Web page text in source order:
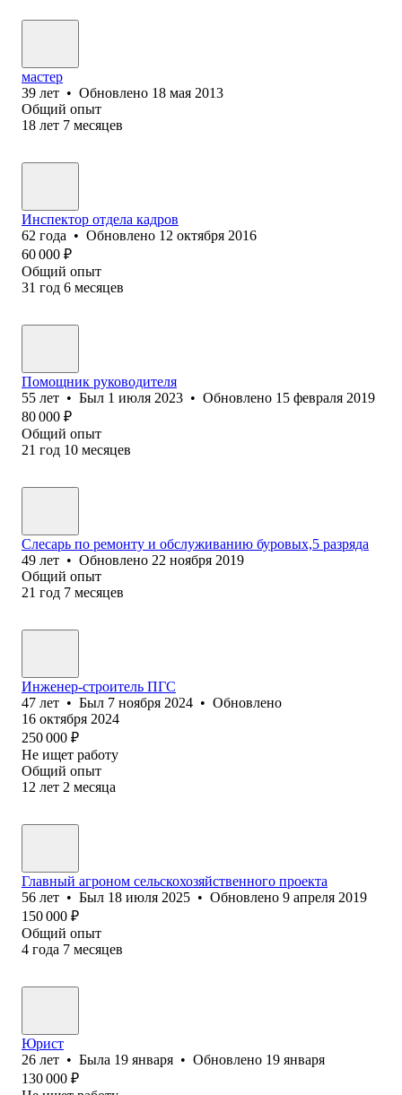
мастер
39 лет • Обновлено 18 мая 2013
Общий опыт
18 лет 7 месяцев
Инспектор отдела кадров
62 года • Обновлено 12 октября 2016
60 000 ₽
Общий опыт
31 год 6 месяцев
Помощник руководителя
55 лет • Был 1 июля 2023 • Обновлено 15 февраля 2019
80 000 ₽
Общий опыт
21 год 10 месяцев
Слесарь по ремонту и обслуживанию буровых,5 разряда
49 лет • Обновлено 22 ноября 2019
Общий опыт
21 год 7 месяцев
Инженер-строитель ПГС
47 лет • Был 7 ноября 2024 • Обновлено
16 октября 2024
250 000 ₽
Не ищет работу
Общий опыт
12 лет 2 месяца
Главный агроном сельскохозяйственного проекта
56 лет • Был 18 июля 2025 • Обновлено 9 апреля 2019
150 000 ₽
Общий опыт
4 года 7 месяцев
Юрист
26 лет • Была 19 января • Обновлено 19 января
130 000 ₽